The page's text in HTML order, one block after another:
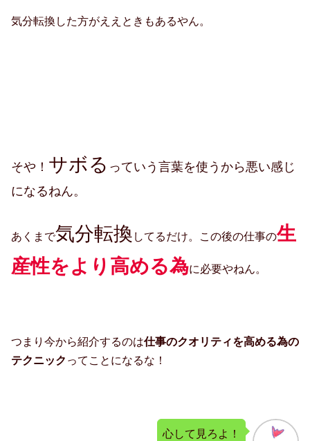
気分転換した方がええときもあるやん。
そや！ サボる っていう言葉を使うから悪い感じ
になるねん。
あくまで気分転換 してるだけ。この後の仕事の生
産性をより高める為に必要やねん。
つまり今から紹介するのは仕事のクオリティを高める為の
テクニック ってことになるな！
心して見ろよ！